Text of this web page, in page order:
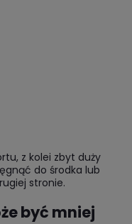
z kolei zbyt duży
do środka lub
stronie.
być mniej